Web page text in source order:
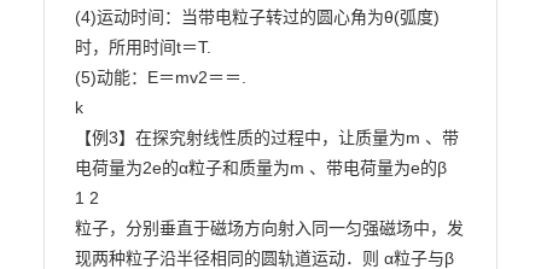
(4)运动时间：当带电粒子转过的圆心角为θ(弧度)
时，所用时间t＝T.
(5)动能：E＝mv2＝＝.
k
【例3】在探究射线性质的过程中，让质量为m 、带
电荷量为2e的α粒子和质量为m 、带电荷量为e的β
1 2
粒子，分别垂直于磁场方向射入同一匀强磁场中，发
现两种粒子沿半径相同的圆轨道运动．则 α粒子与β